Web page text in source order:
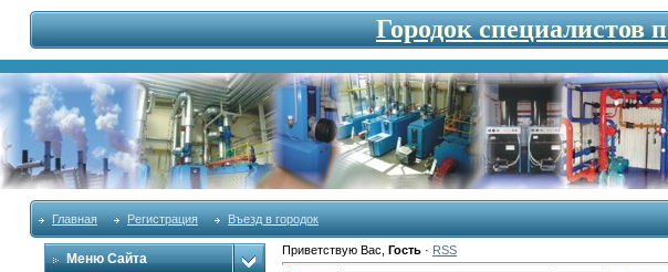
Городок
Главная Регистрация Въезд в городок
Меню Сайта
Приветствую Вас Гость· RSS